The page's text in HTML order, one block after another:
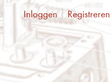
Inloggen Registreren